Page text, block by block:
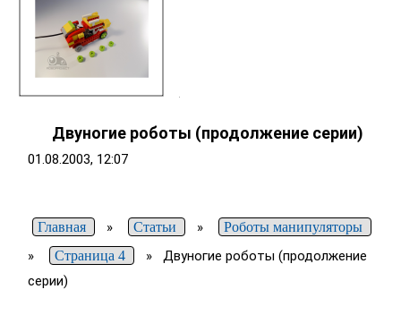
Двуногие роботы (продолжение серии)
01.08.2003, 12:07
Главная » Статьи » Роботы манипуляторы
» Страница 4 » Двуногие роботы (продолжение
серии)